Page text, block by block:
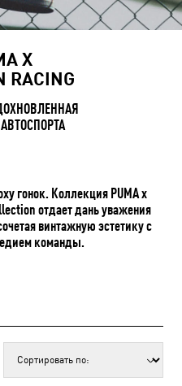
Х
RACING
гонок. Коллекция PUMA x
отдает дань уважения
винтажную эстетику с
команды.